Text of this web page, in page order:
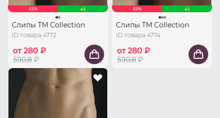
52% L
Слипы TM Collection
ID товара 4772
от 280 ₽
590,8 ₽
52% L
Слипы TM Collection
ID товара 4774
от 280 ₽
590,8 ₽